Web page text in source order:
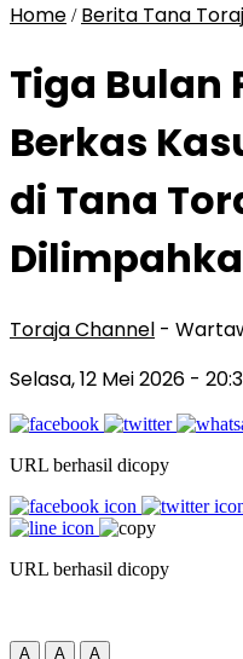
Home / Berita Tana
Tiga Bulan
Berkas
di Tana
Toraja Channel -
Selasa, 12 Mei 2026 -
URL berhasil dicopy
URL berhasil dicopy
A A A